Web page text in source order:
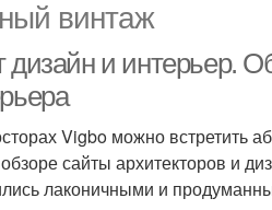
винтаж
дизайн и интерьер.
Vigbo можно встретить
сайты архитекторов и
лаконичными и